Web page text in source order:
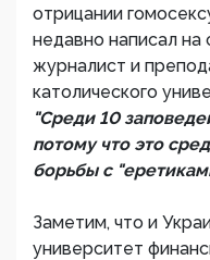
отрицании
недавно написал
журналист и
католического
"Среди 10
потому что это
борьбы с
Заметим, что и
университет